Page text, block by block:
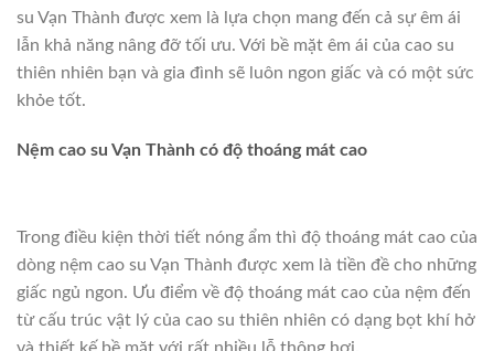
su Vạn Thành được xem là lựa chọn mang đến cả sự êm ái
lẫn khả năng nâng đỡ tối ưu. Với bề mặt êm ái của cao su
thiên nhiên bạn và gia đình sẽ luôn ngon giấc và có một sức
khỏe tốt.
Nệm cao su Vạn Thành có độ thoáng mát cao
Trong điều kiện thời tiết nóng ẩm thì độ thoáng mát cao của
dòng nệm cao su Vạn Thành được xem là tiền đề cho những
giấc ngủ ngon. Ưu điểm về độ thoáng mát cao của nệm đến
từ cấu trúc vật lý của cao su thiên nhiên có dạng bọt khí hở